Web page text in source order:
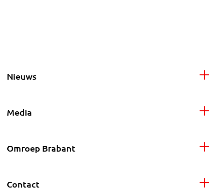
Nieuws
Media
Omroep Brabant
Contact